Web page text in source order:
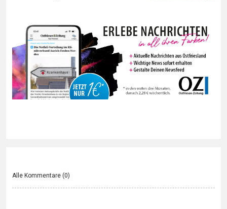
Alle Kommentare (0)